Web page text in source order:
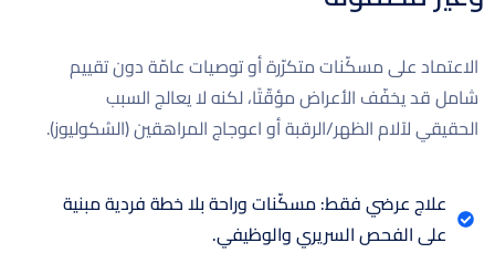
الاعتماد على مسكّنات متكرّرة أو توصيات عامّة دون تقييم
شامل قد يخفّف الأعراض مؤقّتًا، لكنه لا يعالج السبب
الحقيقي لآلام الظهر/الرقبة أو اعوجاج المراهقين (السُكوليوز).
علاج عرضي فقط: مسكّنات وراحة بلا خطة فردية مبنية
على الفحص السريري والوظيفي.